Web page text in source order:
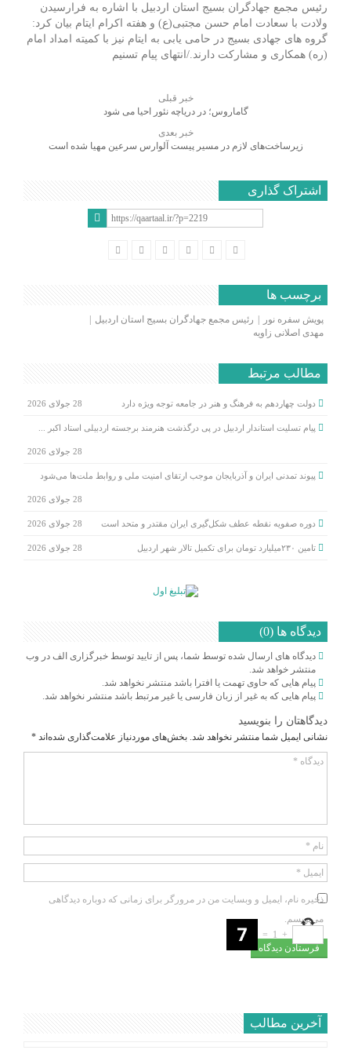
رئیس مجمع جهادگران بسیج استان اردبیل با اشاره به فرارسیدن
ولادت با سعادت امام حسن مجتبی(ع) و هفته‌ اکرام ایتام بیان کرد:
گروه های جهادی بسیج در حامی یابی به ایتام نیز با کمیته امداد امام
(ره) همکاری و مشارکت دارند./انتهای پیام تسنیم
خبر قبلی
گاماروس؛ در دریاچه نئور احیا می شود
خبر بعدی
زیرساخت‌های لازم در مسیر پیست آلوارس سرعین مهیا شده است
اشتراک گذاری
برچسب ها
پویش سفره نور
رئیس مجمع جهادگران بسیج استان اردبیل
مهدی اصلانی زاویه
مطالب مرتبط
دولت چهاردهم به فرهنگ و هنر در جامعه توجه ویژه دارد 28 جولای 2026
پیام تسلیت استاندار اردبیل در پی درگذشت هنرمند برجسته اردبیلی استاد اکبر ...
28 جولای 2026
پیوند تمدنی ایران و آذربایجان موجب ارتقای امنیت ملی و روابط ملت‌ها می‌شود
28 جولای 2026
دوره صفویه نقطه عطف شکل‌گیری ایران مقتدر و متحد است 28 جولای 2026
تامین ۲۳۰میلیارد تومان برای تکمیل تالار شهر اردبیل 28 جولای 2026
دیدگاه ها (0)
دیدگاه های ارسال شده توسط شما، پس از تایید توسط خبرگزاری الف در وب
منتشر خواهد شد.
پیام هایی که حاوی تهمت یا افترا باشد منتشر نخواهد شد.
پیام هایی که به غیر از زبان فارسی یا غیر مرتبط باشد منتشر نخواهد شد.
دیدگاهتان را بنویسید
نشانی ایمیل شما منتشر نخواهد شد. بخش‌های موردنیاز علامت‌گذاری شده‌اند *
دیدگاه *
نام *
ایمیل *
ذخیره نام، ایمیل و وبسایت من در مرورگر برای زمانی که دوباره دیدگاهی
می‌نویسم.
+
1
=
آخرین مطالب